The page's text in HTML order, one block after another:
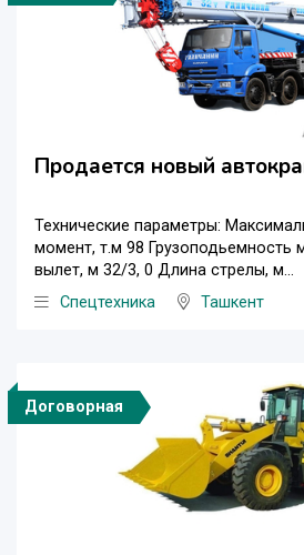
Продается новый
Технические параметры:
момент, т.м 98 Грузоподьемность
вылет, м 32/3, 0 Длина стрелы, м...
Спецтехника
Ташкент
Договорная